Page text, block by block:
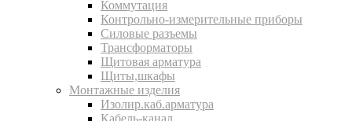
Коммутация
Контрольно-измерительные приборы
Силовые разъемы
Трансформаторы
Щитовая арматура
Щиты,шкафы
Монтажные изделия
Изолир.каб.арматура
Кабель-канал